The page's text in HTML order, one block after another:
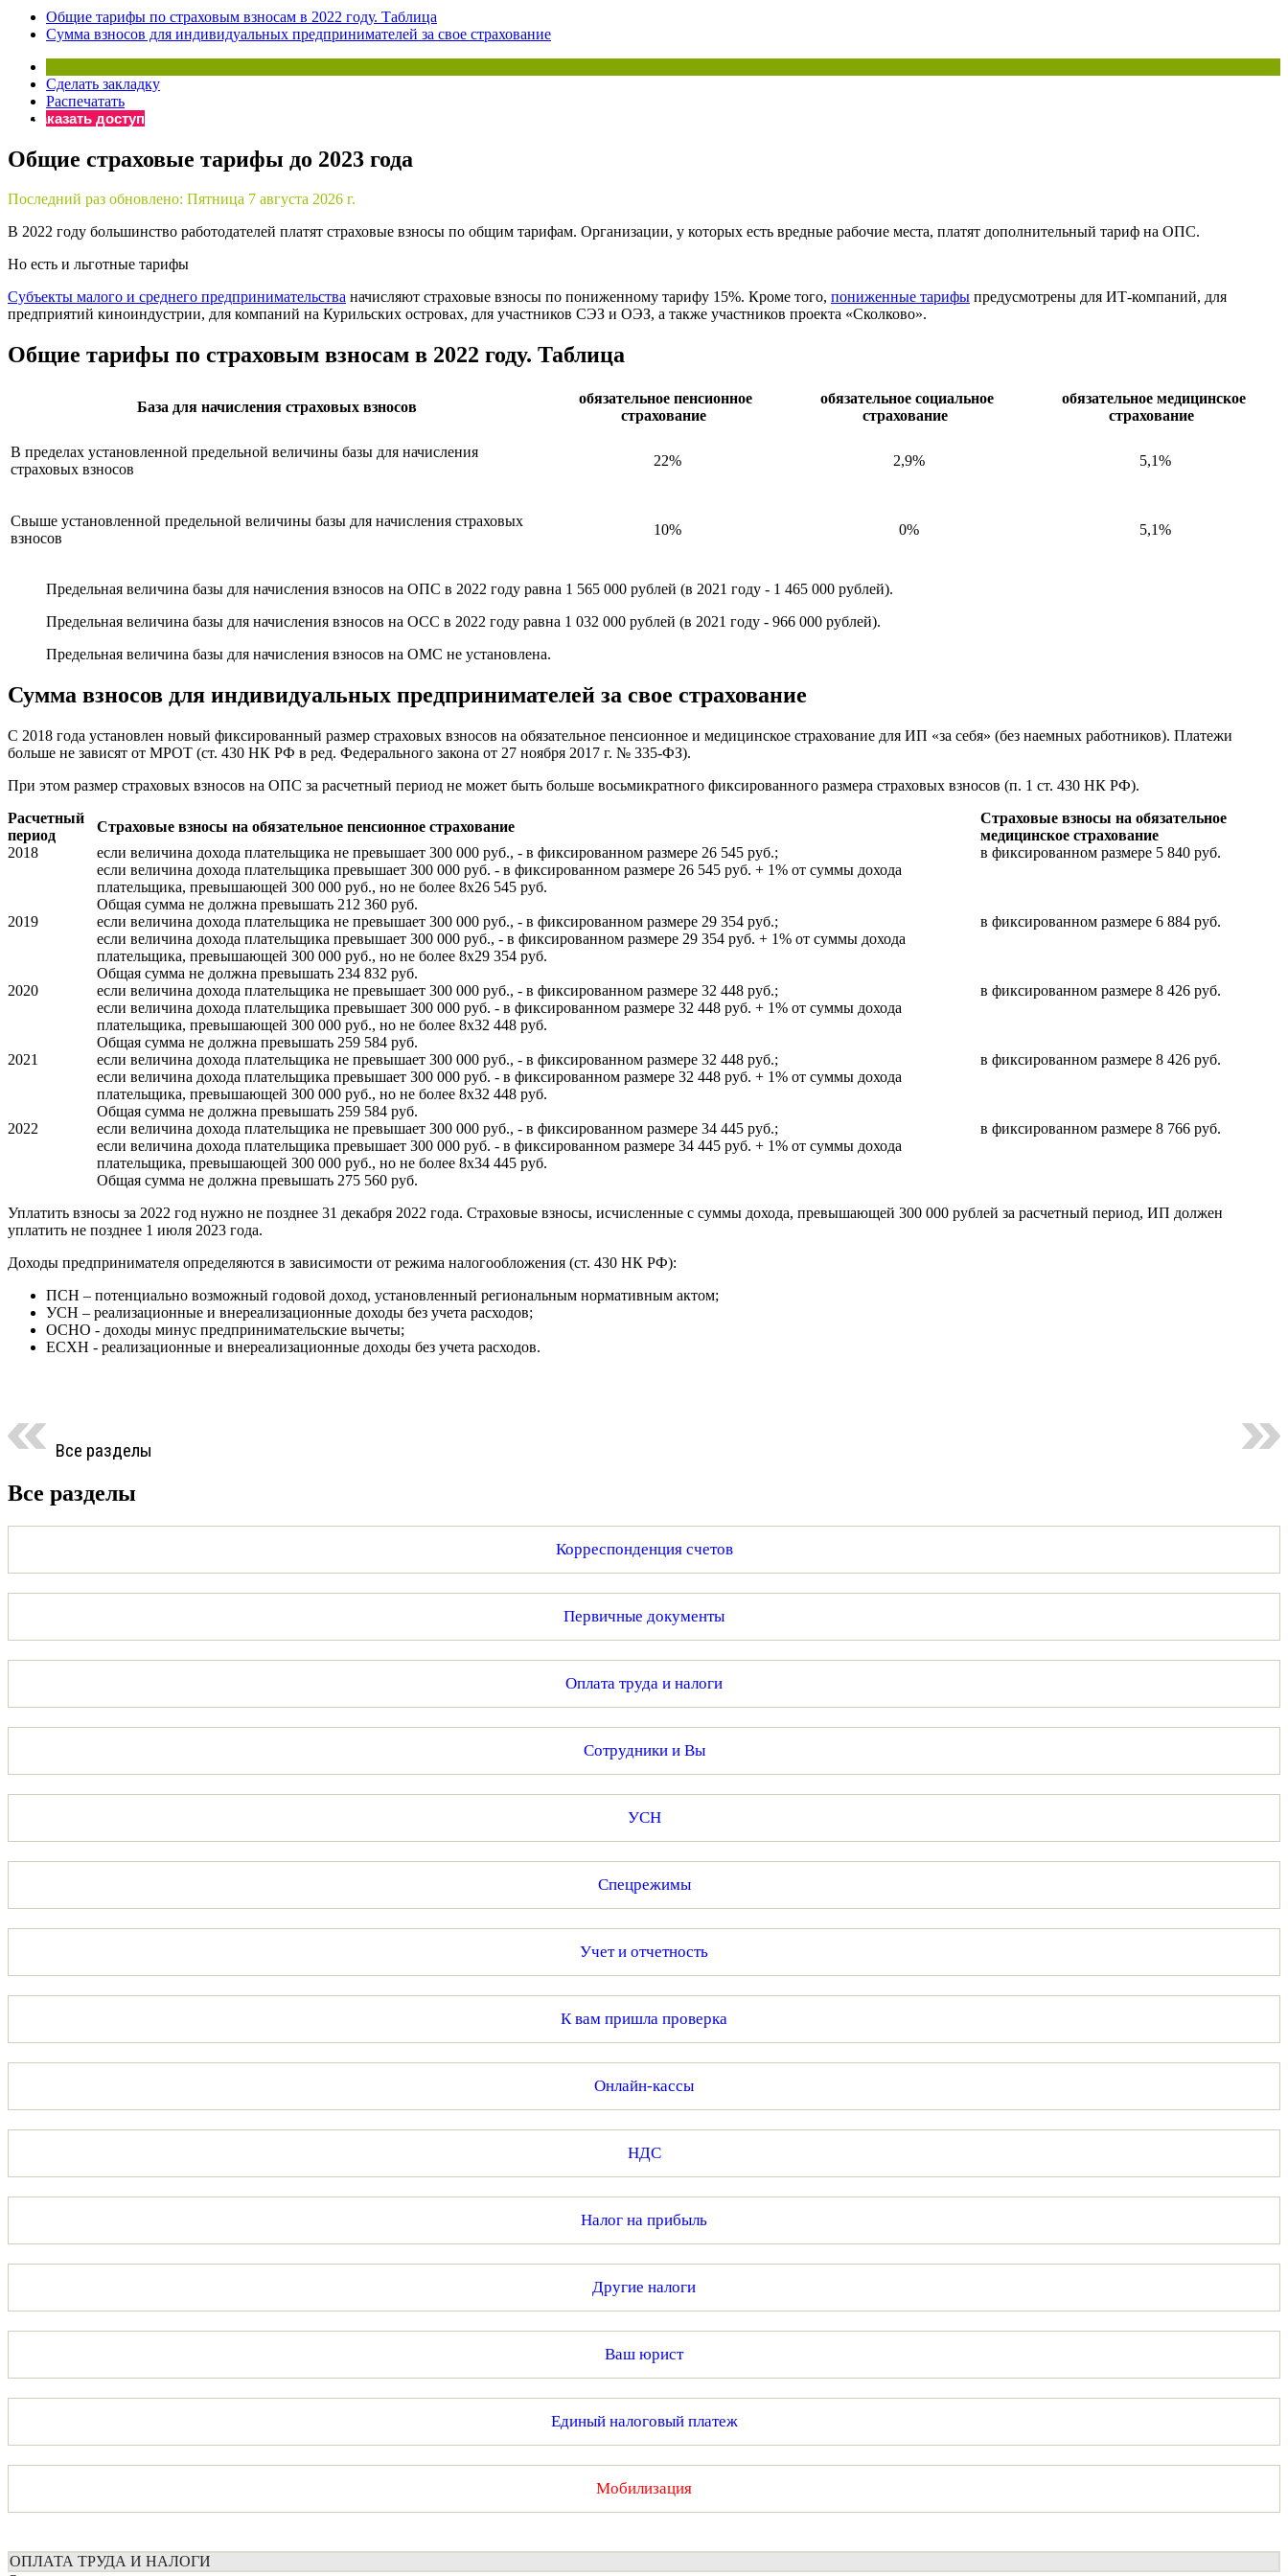
Бератор
«Практическая энциклопедия бухгалтера»
Онлайн-сервисы «Учетная политика» и «Алгоритмы для бухгалтера»
Общие тарифы по страховым взносам в 2022 году. Таблица
Сумма взносов для индивидуальных предпринимателей за свое страхование
Сделать закладку
Распечатать
Заказать доступ
Общие страховые тарифы до 2023 года
Последний раз обновлено: Пятница 7 августа 2026 г.
В 2022 году большинство работодателей платят страховые взносы по общим тарифам. Организации, у которых есть вредные рабочие места, платят дополнительный тариф на ОПС.
Но есть и льготные тарифы
Субъекты малого и среднего предпринимательства начисляют страховые взносы по пониженному тарифу 15%. Кроме того, пониженные тарифы предусмотрены для ИТ-компаний, для
предприятий киноиндустрии, для компаний на Курильских островах, для участников СЭЗ и ОЭЗ, а также участников проекта «Сколково».
Общие тарифы по страховым взносам в 2022 году. Таблица
База для начисления страховых взносов
обязательное пенсионное
страхование
обязательное социальное
страхование
обязательное медицинское
страхование
В пределах установленной предельной величины базы для начисления
страховых взносов
22% 2,9% 5,1%
Свыше установленной предельной величины базы для начисления страховых
взносов
10% 0% 5,1%
Предельная величина базы для начисления взносов на ОПС в 2022 году равна 1 565 000 рублей (в 2021 году - 1 465 000 рублей).
Предельная величина базы для начисления взносов на ОСС в 2022 году равна 1 032 000 рублей (в 2021 году - 966 000 рублей).
Предельная величина базы для начисления взносов на ОМС не установлена.
Сумма взносов для индивидуальных предпринимателей за свое страхование
С 2018 года установлен новый фиксированный размер страховых взносов на обязательное пенсионное и медицинское страхование для ИП «за себя» (без наемных работников). Платежи
больше не зависят от МРОТ (ст. 430 НК РФ в ред. Федерального закона от 27 ноября 2017 г. № 335-ФЗ).
При этом размер страховых взносов на ОПС за расчетный период не может быть больше восьмикратного фиксированного размера страховых взносов (п. 1 ст. 430 НК РФ).
Расчетный
период
Страховые взносы на обязательное пенсионное страхование
Страховые взносы на обязательное
медицинское страхование
2018
если величина дохода плательщика не превышает 300 000 руб., - в фиксированном размере 26 545 руб.;
если величина дохода плательщика превышает 300 000 руб. - в фиксированном размере 26 545 руб. + 1% от суммы дохода
плательщика, превышающей 300 000 руб., но не более 8х26 545 руб.
Общая сумма не должна превышать 212 360 руб.
в фиксированном размере 5 840 руб.
2019
если величина дохода плательщика не превышает 300 000 руб., - в фиксированном размере 29 354 руб.;
если величина дохода плательщика превышает 300 000 руб., - в фиксированном размере 29 354 руб. + 1% от суммы дохода
плательщика, превышающей 300 000 руб., но не более 8х29 354 руб.
Общая сумма не должна превышать 234 832 руб.
в фиксированном размере 6 884 руб.
2020
если величина дохода плательщика не превышает 300 000 руб., - в фиксированном размере 32 448 руб.;
если величина дохода плательщика превышает 300 000 руб. - в фиксированном размере 32 448 руб. + 1% от суммы дохода
плательщика, превышающей 300 000 руб., но не более 8х32 448 руб.
Общая сумма не должна превышать 259 584 руб.
в фиксированном размере 8 426 руб.
2021
если величина дохода плательщика не превышает 300 000 руб., - в фиксированном размере 32 448 руб.;
если величина дохода плательщика превышает 300 000 руб. - в фиксированном размере 32 448 руб. + 1% от суммы дохода
плательщика, превышающей 300 000 руб., но не более 8х32 448 руб.
Общая сумма не должна превышать 259 584 руб.
в фиксированном размере 8 426 руб.
2022
если величина дохода плательщика не превышает 300 000 руб., - в фиксированном размере 34 445 руб.;
если величина дохода плательщика превышает 300 000 руб. - в фиксированном размере 34 445 руб. + 1% от суммы дохода
плательщика, превышающей 300 000 руб., но не более 8х34 445 руб.
Общая сумма не должна превышать 275 560 руб.
в фиксированном размере 8 766 руб.
Уплатить взносы за 2022 год нужно не позднее 31 декабря 2022 года. Страховые взносы, исчисленные с суммы дохода, превышающей 300 000 рублей за расчетный период, ИП должен
уплатить не позднее 1 июля 2023 года.
Доходы предпринимателя определяются в зависимости от режима налогообложения (ст. 430 НК РФ):
ПСН – потенциально возможный годовой доход, установленный региональным нормативным актом;
УСН – реализационные и внереализационные доходы без учета расходов;
ОСНО - доходы минус предпринимательские вычеты;
ЕСХН - реализационные и внереализационные доходы без учета расходов.
Все разделы
Все разделы
Корреспонденция счетов
Первичные документы
Оплата труда и налоги
Сотрудники и Вы
УСН
Спецрежимы
Учет и отчетность
К вам пришла проверка
Онлайн-кассы
НДС
Налог на прибыль
Другие налоги
Ваш юрист
Единый налоговый платеж
Мобилизация
ОПЛАТА ТРУДА И НАЛОГИ